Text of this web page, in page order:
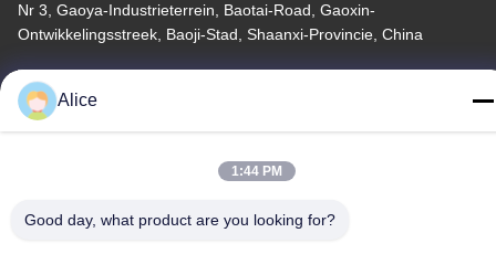
Nr 3, Gaoya-Industrieterrein, Baotai-Road, Gaoxin-
Ontwikkelingsstreek, Baoji-Stad, Shaanxi-Provincie, China
Tel.
86-13325372991
Alice
1:44 PM
Good day, what product are you looking for?